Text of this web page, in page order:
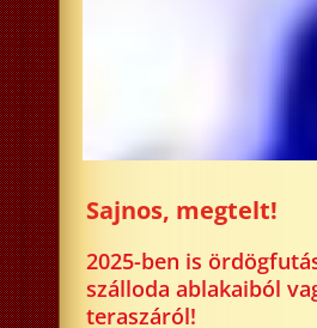
Sajnos, megtelt!
2025-ben is
szálloda ablakaiból
teraszáról!